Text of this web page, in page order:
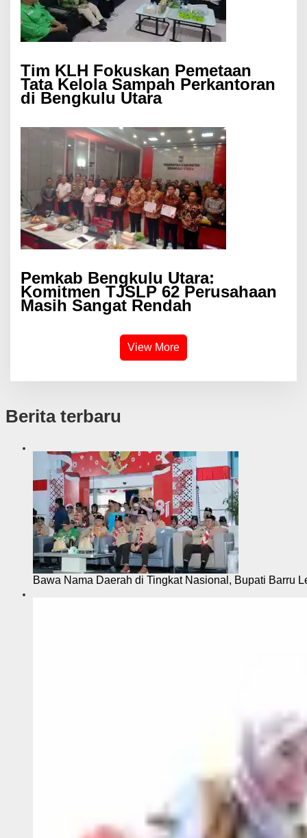
Tim KLH Fokuskan Pemetaan
Tata Kelola Sampah Perkantoran
di Bengkulu Utara
Pemkab Bengkulu Utara:
Komitmen TJSLP 62 Perusahaan
Masih Sangat Rendah
View More
Berita terbaru
Bawa Nama Daerah di Tingkat Nasional, Bupati Barru